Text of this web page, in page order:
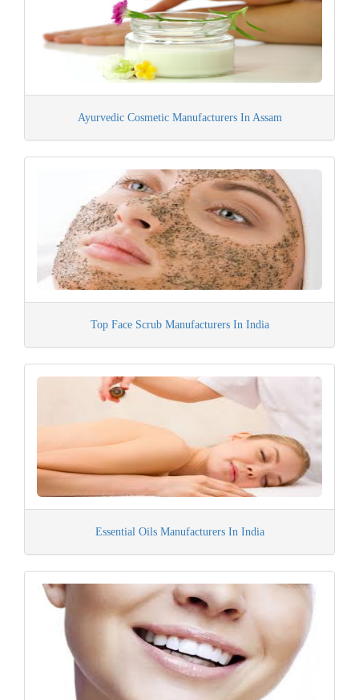
Ayurvedic Cosmetic Manufacturers In Assam
Top Face Scrub Manufacturers In India
Essential Oils Manufacturers In India